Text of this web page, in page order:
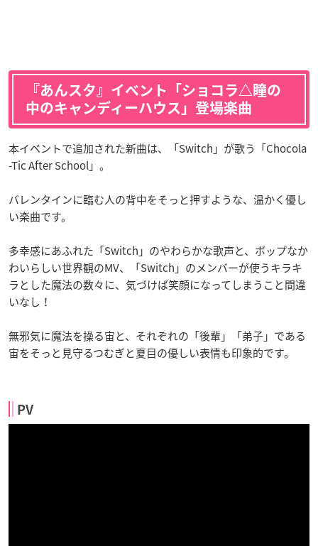
『あんスタ』イベント「ショコラ△瞳の
中のキャンディーハウス」登場楽曲
本イベントで追加された新曲は、「Switch」が歌う「Chocola
-Tic After School」。
バレンタインに臨む人の背中をそっと押すような、温かく優し
い楽曲です。
多幸感にあふれた「Switch」のやわらかな歌声と、ポップなか
わいらしい世界観のMV、「Switch」のメンバーが使うキラキ
ラとした魔法の数々に、気づけば笑顔になってしまうこと間違
いなし！
無邪気に魔法を操る宙と、それぞれの「後輩」「弟子」である
宙をそっと見守るつむぎと夏目の優しい表情も印象的です。
PV